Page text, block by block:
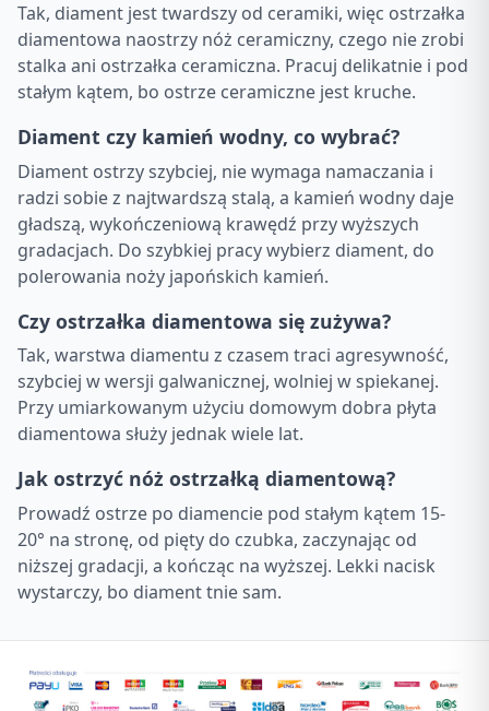
Tak, diament jest twardszy od ceramiki, więc ostrzałka
diamentowa naostrzy nóż ceramiczny, czego nie zrobi
stalka ani ostrzałka ceramiczna. Pracuj delikatnie i pod
stałym kątem, bo ostrze ceramiczne jest kruche.
Diament czy kamień wodny, co wybrać?
Diament ostrzy szybciej, nie wymaga namaczania i
radzi sobie z najtwardszą stalą, a kamień wodny daje
gładszą, wykończeniową krawędź przy wyższych
gradacjach. Do szybkiej pracy wybierz diament, do
polerowania noży japońskich kamień.
Czy ostrzałka diamentowa się zużywa?
Tak, warstwa diamentu z czasem traci agresywność,
szybciej w wersji galwanicznej, wolniej w spiekanej.
Przy umiarkowanym użyciu domowym dobra płyta
diamentowa służy jednak wiele lat.
Jak ostrzyć nóż ostrzałką diamentową?
Prowadź ostrze po diamencie pod stałym kątem 15-
20° na stronę, od pięty do czubka, zaczynając od
niższej gradacji, a kończąc na wyższej. Lekki nacisk
wystarczy, bo diament tnie sam.